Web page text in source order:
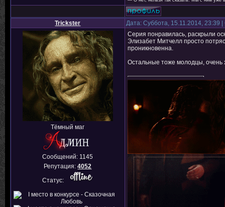
Trickster Дата: Суббота, 15.11.2014, 23:39
Тёмный маг
Сообщений: 1145
Репутация:4052
Статус:
Серия понравилась, раскрыли
Элизабет Митчелл просто
проникновенна.
Остальные тоже молодцы, очень